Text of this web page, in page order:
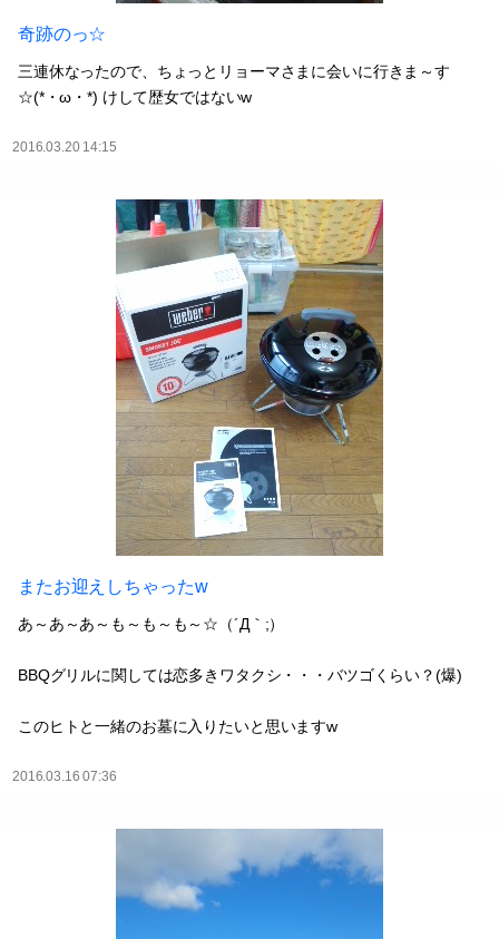
奇跡のっ☆
三連休なったので、ちょっとリョーマさまに会いに行きま～す
☆(*・ω・*) けして歴女ではないw
2016.03.20 14:15
またお迎えしちゃったw
あ～あ～あ～も～も～も～☆（´Д｀;）
BBQグリルに関しては恋多きワタクシ・・・バツゴくらい？(爆)
このヒトと一緒のお墓に入りたいと思いますw
2016.03.16 07:36